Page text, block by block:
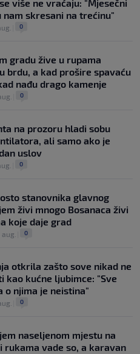
više ne vraćaju: "Mjesečni
skresani na trećinu"
0
gradu žive u rupama
brdu, a kad prošire spavaću
nađu drago kamenje
0
na prozoru hladi sobu
ali samo ako je
uslov
0
stanovnika glavnog
živi mnogo Bosanaca živi
koje daje grad
aug. 0
otkrila zašto sove nikad ne
kao kućne ljubimce: "Sve
o njima je neistina"
0
naseljenom mjestu na
rukama vade so, a karavan